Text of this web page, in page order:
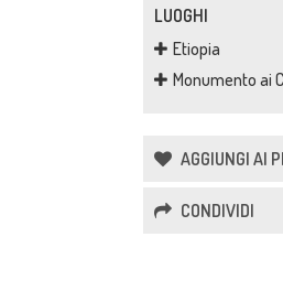
LUOGHI
Etiopia
Monumento ai
AGGIUNGI AI
CONDIVIDI